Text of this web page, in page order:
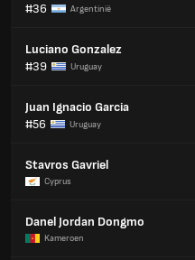
#36
Argentinië
Luciano Gonzalez
#39
Uruguay
Juan Ignacio Garcia
#56
Uruguay
Stavros Gavriel
Cyprus
Danel Jordan Dongmo
Kameroen